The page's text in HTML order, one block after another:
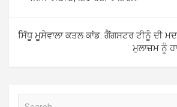
ਸਿੱਧੂ ਮੂਸੇਵਾਲਾ ਕਤਲ ਕਾਂਡ: ਗੈਂਗਸਟਰ ਟੀਨੂੰ ਦੀ
ਮੁਲਾਜ਼ਮ ਨੂੰ